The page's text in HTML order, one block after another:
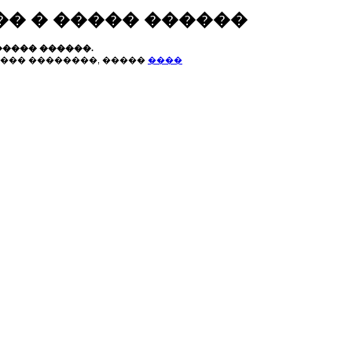
� ����� ������
������.
��������, ����� ����